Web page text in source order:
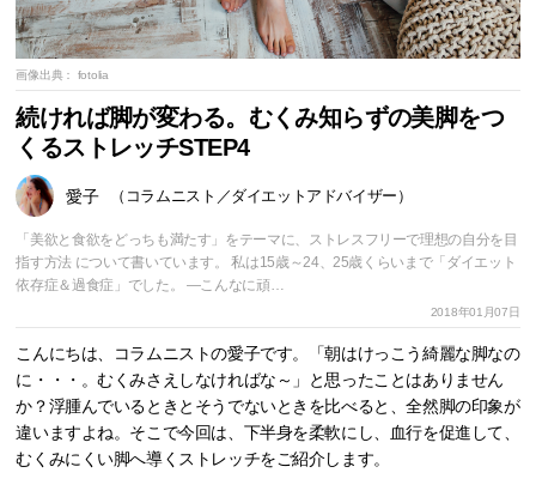
画像出典： fotolia
続ければ脚が変わる。むくみ知らずの美脚をつ
くるストレッチSTEP4
愛子 （コラムニスト／ダイエットアドバイザー）
「美欲と食欲をどっちも満たす」をテーマに、ストレスフリーで理想の自分を目
指す方法 について書いています。 私は15歳～24、25歳くらいまで「ダイエット
依存症＆過食症」でした。 ―こんなに頑…
2018年01月07日
こんにちは、コラムニストの愛子です。「朝はけっこう綺麗な脚なの
に・・・。むくみさえしなければな～」と思ったことはありません
か？浮腫んでいるときとそうでないときを比べると、全然脚の印象が
違いますよね。そこで今回は、下半身を柔軟にし、血行を促進して、
むくみにくい脚へ導くストレッチをご紹介します。